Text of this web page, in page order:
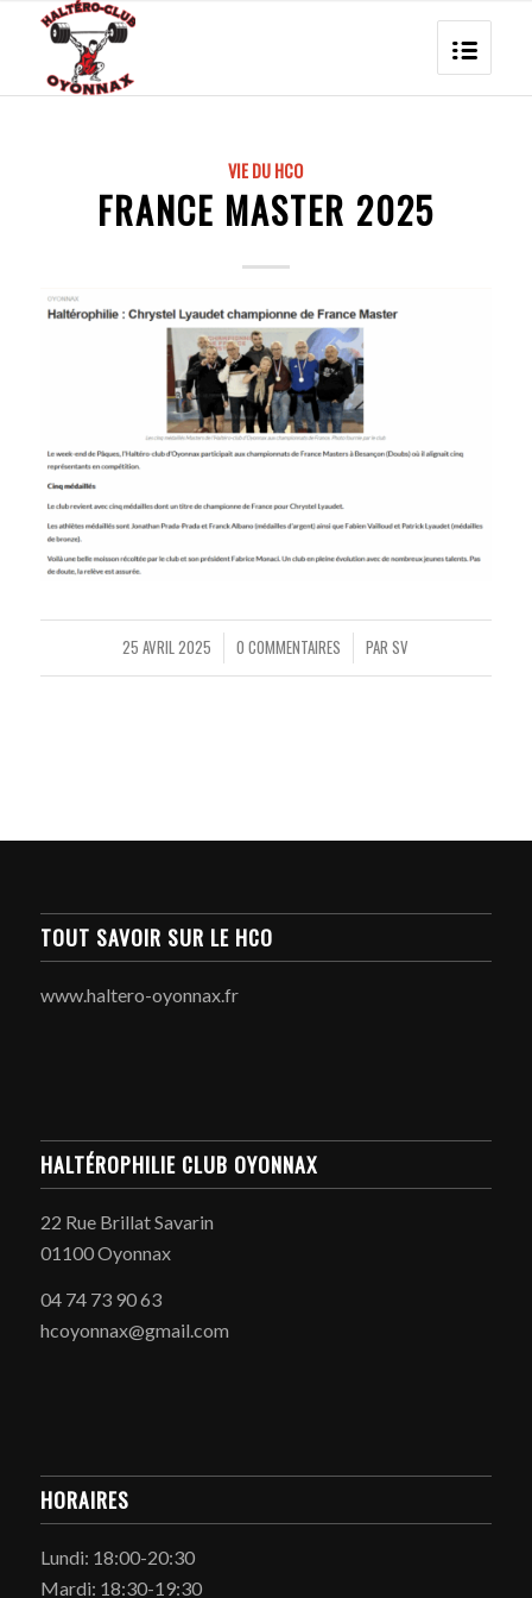
VIE DU HCO
FRANCE MASTER 2025
25 AVRIL 2025
/ 0 COMMENTAIRES
/ PARSV
TOUT SAVOIR SUR LE HCO
www.haltero-oyonnax.fr
HALTÉROPHILIE CLUB OYONNAX
22 Rue Brillat Savarin
01100 Oyonnax
04 74 73 90 63
hcoyonnax@gmail.com
HORAIRES
Lundi: 18:00-20:30
Mardi: 18:30-19:30